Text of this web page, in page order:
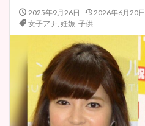
2025年9月26日 2026年6月20日
女子アナ, 妊娠, 子供